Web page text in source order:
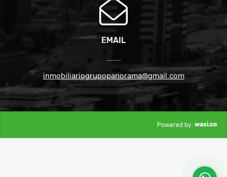
EMAIL
inmobiliariogrupopanorama@gmail.com
Powered by: wasi.co